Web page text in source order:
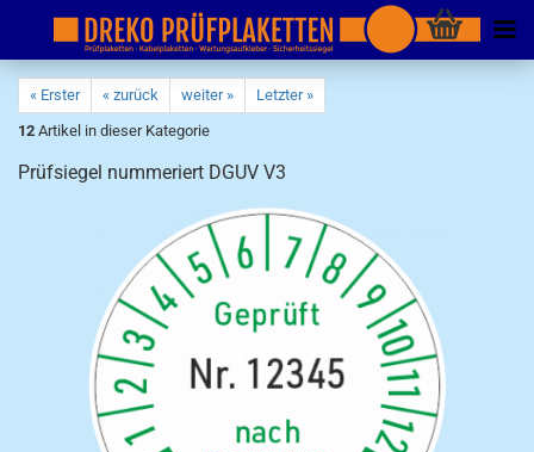
« Erster « zurück weiter »
Letzter »
12 Artikel in dieser Kategorie
Prüfsiegel nummeriert DGUV V3